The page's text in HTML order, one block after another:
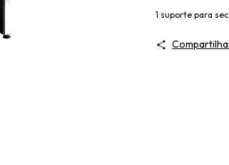
1 suporte para